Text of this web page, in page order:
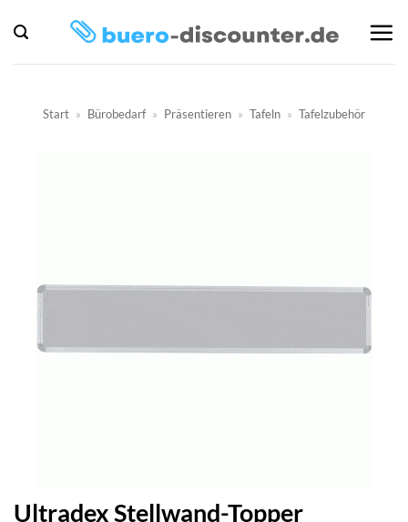
Inhalt
springen
Start » Bürobedarf » Präsentieren » Tafeln » Tafelzubehör
Ultradex Stellwand-Topper